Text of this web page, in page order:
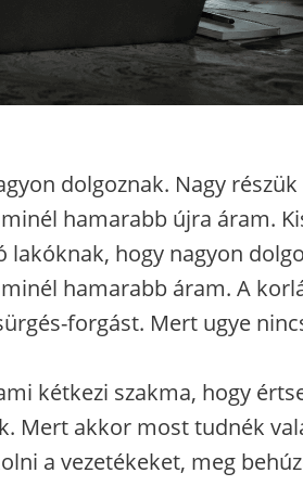
dolgoznak. Nagy részük
hamarabb újra áram.
lakóknak, hogy nagyon
hamarabb áram. A
forgást. Mert ugye
kétkezi szakma, hogy
Mert akkor most tudnék
a vezetékeket, meg